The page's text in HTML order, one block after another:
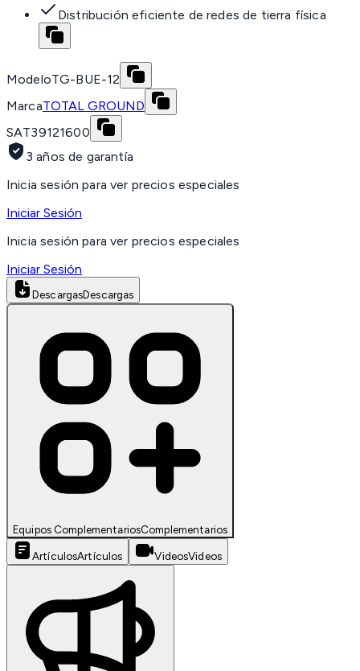
Distribución eficiente de redes de tierra física
ModeloTG-BUE-12
MarcaTOTAL GROUND
SAT39121600
3 años de garantía
Inicia sesión para ver precios especiales
Iniciar Sesión
Inicia sesión para ver precios especiales
Iniciar Sesión
DescargasDescargas
Equipos ComplementariosComplementarios
ArtículosArtículos VideosVideos